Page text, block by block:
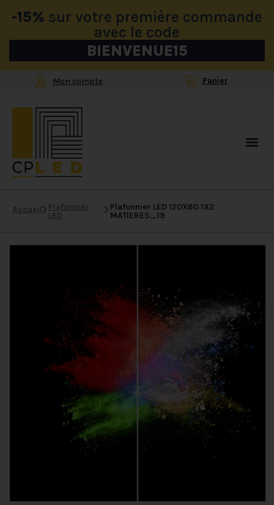
-15% sur votre première commande
avec le code
BIENVENUE15
Mon compte
Accueil
Plafonnier
LED
Plafonnier LED 120X60 1X2
MATIERES_19